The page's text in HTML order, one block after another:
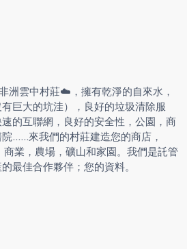
洲雲中村莊☁️，擁有乾淨的自來水，
巨大的坑洼），良好的垃圾清除服
的互聯網，良好的安全性，公園，商
......來我們的村莊建造您的商店，
業，農場，礦山和家園。我們是託管
最佳合作夥伴；您的資料。